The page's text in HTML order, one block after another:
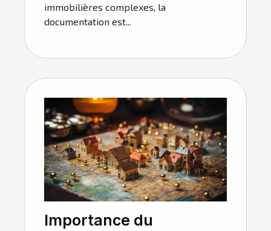
immobilières complexes, la
documentation est...
Importance du